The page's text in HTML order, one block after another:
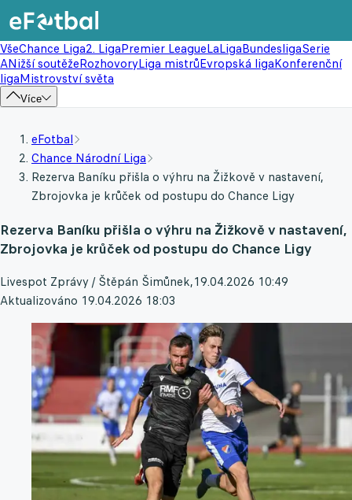
VšeChance Liga2. LigaPremier LeagueLaLigaBundesligaSerie
ANižší soutěžeRozhovoryLiga mistrůEvropská ligaKonferenční
ligaMistrovství světa
Více
eFotbal
Chance Národní Liga
Rezerva Baníku přišla o výhru na Žižkově v nastavení,
Zbrojovka je krůček od postupu do Chance Ligy
Rezerva Baníku přišla o výhru na Žižkově v nastavení,
Zbrojovka je krůček od postupu do Chance Ligy
Livespot Zprávy / Štěpán Šimůnek,19.04.2026 10:49
Aktualizováno 19.04.2026 18:03